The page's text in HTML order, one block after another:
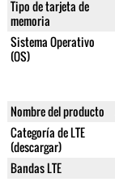
Tipo de tarjeta de
memoria
Sistema Operativo
(OS)
Nombre del producto
Categoría de LTE
(descargar)
Bandas LTE